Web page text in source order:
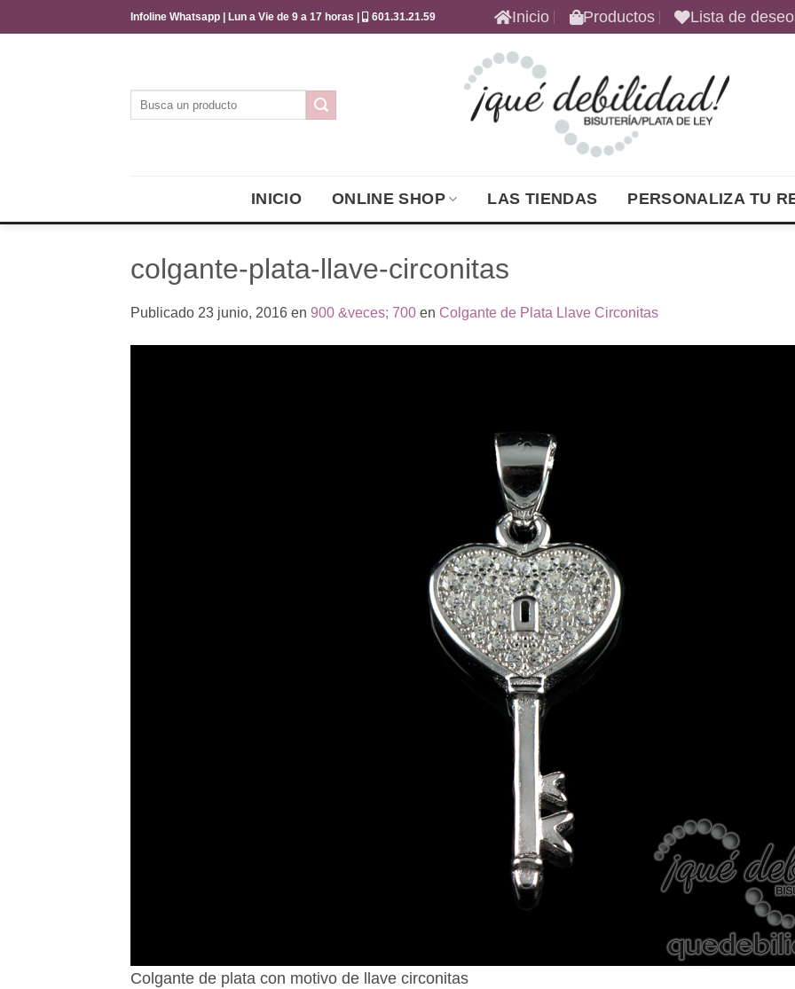
al
Infoline Whatsapp | Lun a Vie de 9 a 17 horas | 601.31.21.59 Inicio Productos Lista de
INICIO ONLINE SHOP LAS TIENDAS PERSONALIZA TU
colgante-plata-llave-circonitas
Publicado 23 junio, 2016 en 900 &veces; 700 en Colgante de Plata Llave Circonitas
Colgante de plata con motivo de llave circonitas